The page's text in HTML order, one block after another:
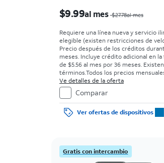
$9.99al mes$27.78al mes
Requiere una línea nueva y servicio
elegible (existen restricciones de
Precio después de los créditos
meses. Incluye crédito adicional en
de $5.56 al mes por 36 meses.
términos.Todos los precios
requieren un acuerdo de pago en
36 meses con tasa de interés anual
0%. Sin cargo inicial para clientes
con buenos antecedentes. El
el precio de venta normal se paga al
Ve detalles de la oferta
Comparar
Ver ofertas de dispositivos
Gratis con intercambio